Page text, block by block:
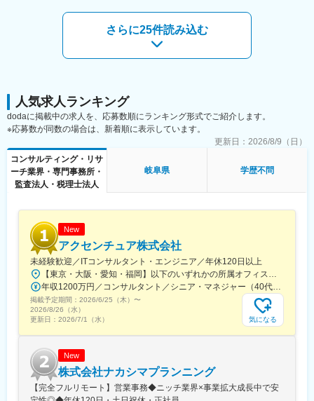
マネージャーとして担当のお客様を持ち、チームメンバー管理を
行っていただきます。又社内公募制度等も利用し、PMO以外の職
種に社内でキャリアチェンジをすることも可能です。
※その他、PJの進行や行程をよりスムーズに行うためのサポート
を幅広く行います。
■モビリティ×PMの魅力
得した知識は自動車業界の枠を超え、IT業界全般で活かすことも
期待ができます。
◇最先端技術と組織を繋ぐ中核になれる
PMOコンサルとしてPJに関わる事で、現場が抱える技術的課題と
経営層のビジョンのギャップを埋める役割を果たす重要なポジシ
ョンを担えます。「ソフトウェア×ハードウェア」の複雑な構造を
解き、効率的なPJ運営をサポートできます。これらを通じて自動
車業界だけでなく他業界でも通用する普遍的なマネジメントスキ
ルの獲得が期待できます。
◇自動車業界の「ルールメーカー」になれる
PJ管理やプロセスの策定をけん引する事で、関わる仕事が今後の
自動車業界のマネジメントの基準になる可能性があります。
■キャリアパス
PMOとしてのキャリアは以下１～４のステップがございます。
１．プロジェクトアドミニストレーター
２．プロジェクトコントローラー
３．プロジェクトマネジメントアナリスト
４．プロジェクトマネジメントコンサルタント
※プロジェクトマネジメントの次のステップとしては、デリバリー
行っていただきます。又社内公募制度等も利用し、PMO以外の職
種にキャリアチェンジ可能です。
変更の範囲：当社及び出向（転籍）先における各種業務全般
ます。月給(月額)は固定手当を含めた表記です。
さらに25件読み込む
人気求人ランキング
dodaに掲載中の求人を、応募数順にランキング形式でご紹介します。
※応募数が同数の場合は、新着順に表示しています。
更新日： 2026/8/9（日）
コンサルティング・リサ
ーチ業界・専門事務所・
監査法人・税理士法人
岐阜県 学歴不問
New
アクセンチュア株式会社
未経験歓迎／ITコンサルタント・エンジニア／年休120日以上
【東京・大阪・愛知・福岡】以下のいずれかの所属オフィスもしくは各エリアのプロジェクト先 所属オフィス：■赤坂インターシティ■関西オフィス■アクセンチュア・アドバンスト・テクノロジーセンター名古屋■福岡オフィス※詳細は勤務地一覧よりご覧いただけます。※所属オフィスを問わずプロジェクトにより、国内出張、海外出張の可能性があります【魅力ポイント│世界の知恵を活用】世界中のベストプラクティスがデータベースに集約されており、数多くの事例や社員の知恵を活用できます。日本では前例のない案件でも、世界各国の社員からオンライン・オフライン（海外出張）問わず、気軽にアドバイスを受けることができます。★ この求人のPOINT ★￣￣V￣￣￣￣￣￣￣￣￣＃世界約78万人規模の大手基盤で安定性◎若手から裁量大きく挑戦・成長できる環境＃土日祝休／連続5日以上の休暇取得も可能！／フルフレックス（コアタイムなし）＃コンサル・IT未経験者向けの手厚い研修◎／メンター制度もあるため安心してチャレンジOK！
年収1200万円／コンサルタント／シニア・マネジャー（40代） 年収1000万円／テクノロジーアーキテクト（30代）
掲載予定期間： 2026/6/25（木） 〜
2026/8/26（水）
更新日： 2026/7/1（水） 気になる
New
株式会社ナカシマプランニング
【完全フルリモート】営業事務◆ニッチ業界×事業拡大成長中で安